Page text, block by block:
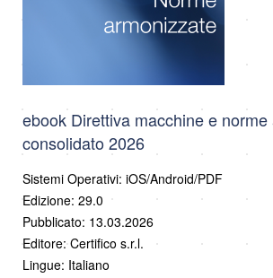
ebook Direttiva macchine e
consolidato 2026
Sistemi Operativi: iOS/Android/PDF
Edizione: 29.0
Pubblicato: 13.03.2026
Editore: Certifico s.r.l.
Lingue: Italiano